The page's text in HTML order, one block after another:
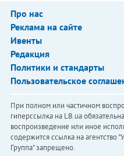
Про нас
Реклама на сайте
Ивенты
Редакция
Политики и стандарты
Пользовательское
При полном или частичном
гиперссылка на LB.ua
воспроизведение или иное
содержится ссылка на агентство
Группа" запрещено.